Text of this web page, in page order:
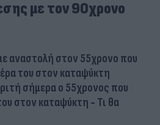
με τον 90χρονο
αναστολή στον 55χρονο που
του στον καταψύκτη
σήμερα ο 55χρονος που
στον καταψύκτη - Τι θα